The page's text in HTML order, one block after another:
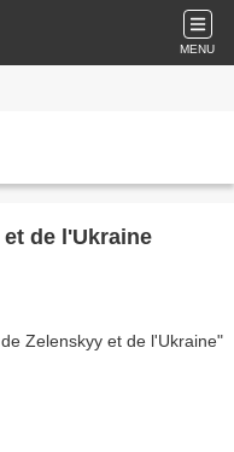
MENU
de l'Ukraine